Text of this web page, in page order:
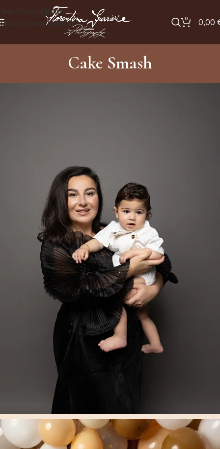
Skip to navigation
Skip to main content
0 0,00
Cake Smash